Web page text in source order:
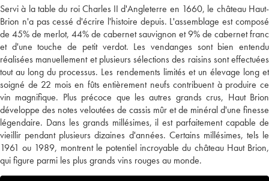
Servi à la table du roi Charles II d'Angleterre en 1660, le château Haut-
Brion n'a pas cessé d'écrire l'histoire depuis. L'assemblage est composé
de 45% de merlot, 44% de cabernet sauvignon et 9% de cabernet franc
et d'une touche de petit verdot. Les vendanges sont bien entendu
réalisées manuellement et plusieurs sélections des raisins sont effectuées
tout au long du processus. Les rendements limités et un élevage long et
soigné de 22 mois en fûts entièrement neufs contribuent à produire ce
vin magnifique. Plus précoce que les autres grands crus, Haut Brion
développe des notes veloutées de cassis mûr et de minéral d'une finesse
légendaire. Dans les grands millésimes, il est parfaitement capable de
vieillir pendant plusieurs dizaines d'années. Certains millésimes, tels le
1961 ou 1989, montrent le potentiel incroyable du château Haut Brion,
qui figure parmi les plus grands vins rouges au monde.